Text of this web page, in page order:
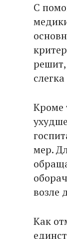
С
Кроме
мер.
возле
Как